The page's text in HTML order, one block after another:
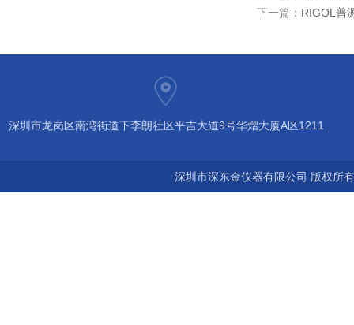
下一篇： RIGOL普
深圳市龙岗区南湾街道下李朗社区平吉大道9号华熠大厦A区1211
深圳市深东金仪器有限公司 版权所